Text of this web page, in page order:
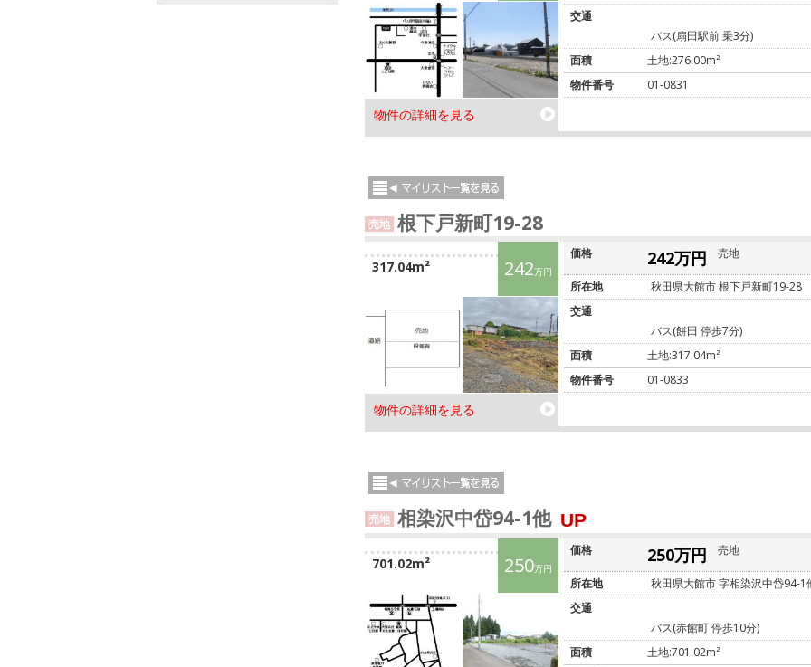
物件の詳細を見る
交通
バス(扇田駅前 乗3分)
面積
土地:276.00m²
物件番号
01-0831
売地 根下戸新町19-28
242万円
317.04m²
物件の詳細を見る
価格 242万円 売地
所在地
秋田県大館市 根下戸新町19-28
交通
バス(餅田 停歩7分)
面積
土地:317.04m²
物件番号
01-0833
売地 相染沢中岱94-1他 UP
250万円
701.02m²
価格 250万円 売地
所在地
秋田県大館市 字相染沢中岱94-1
交通
バス(赤館町 停歩10分)
面積
土地:701.02m²